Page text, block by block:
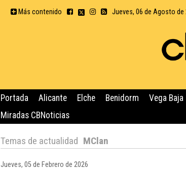
Más contenido Jueves, 06 de Agosto de
Portada Alicante Elche Benidorm Vega Baja
Miradas CBNoticias
Temas de actualidad MClan
Jueves, 05 de Febrero de 2026